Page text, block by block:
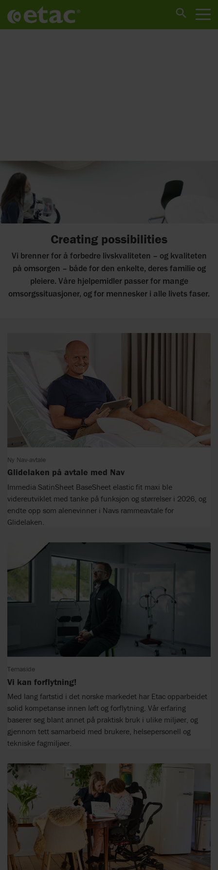
Creating possibilities
Vi brenner for å forbedre livskvaliteten – og kvaliteten
på omsorgen – både for den enkelte, deres familie og
pleiere. Våre hjelpemidler passer for mange
omsorgssituasjoner, og for mennesker i alle livets faser.
Ny Nav-avtale
Glidelaken på avtale med Nav
Immedia SatinSheet BaseSheet elastic fit maxi ble
videreutviklet med tanke på funksjon og størrelser i 2026, og
endte opp som alenevinner i Navs rammeavtale for
Glidelaken.
Temaside
Vi kan forflytning!
Med lang fartstid i det norske markedet har Etac opparbeidet
solid kompetanse innen løft og forflytning. Vår erfaring
baserer seg blant annet på praktisk bruk i ulike miljøer, og
gjennom tett samarbeid med brukere, helsepersonell og
tekniske fagmiljøer.